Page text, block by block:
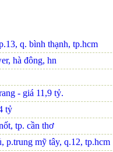
q. bình thạnh, tp.hcm
hà đông, hn
- giá 11,9 tỷ.
tỷ
tp. cần thơ
p.trung mỹ tây, q.12, tp.hcm